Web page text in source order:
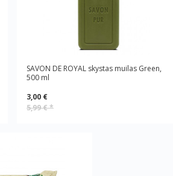
SAVON DE ROYAL skystas muilas Green,
500 ml
3,00 €
5,99 €*